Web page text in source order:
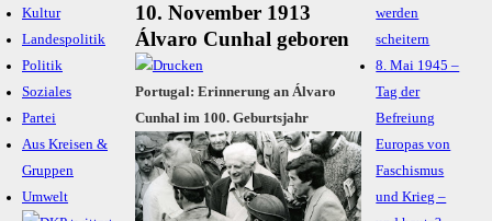
Kultur
Landespolitik
Politik
Soziales
Partei
Aus Kreisen &
Gruppen
Umwelt
10. November 1913
Álvaro Cunhal geboren
Portugal: Erinnerung an Álvaro
Cunhal im 100. Geburtsjahr
werden
scheitern
8. Mai 1945 –
Tag der
Befreiung
Europas von
Faschismus
und Krieg –